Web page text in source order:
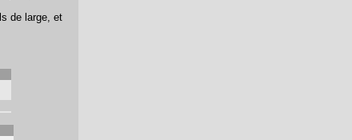
de large, et